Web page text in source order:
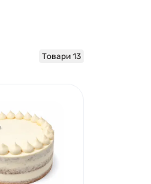
Товари 13